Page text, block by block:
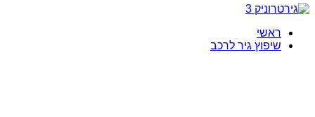
ראשי
שיפוץ גיר לרכב